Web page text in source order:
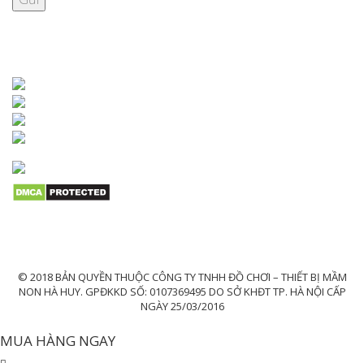
© 2018 BẢN QUYỀN THUỘC CÔNG TY TNHH ĐỒ CHƠI – THIẾT BỊ MẦM
NON HÀ HUY. GPĐKKD SỐ: 0107369495 DO SỞ KHĐT TP. HÀ NỘI CẤP
NGÀY 25/03/2016
MUA HÀNG NGAY